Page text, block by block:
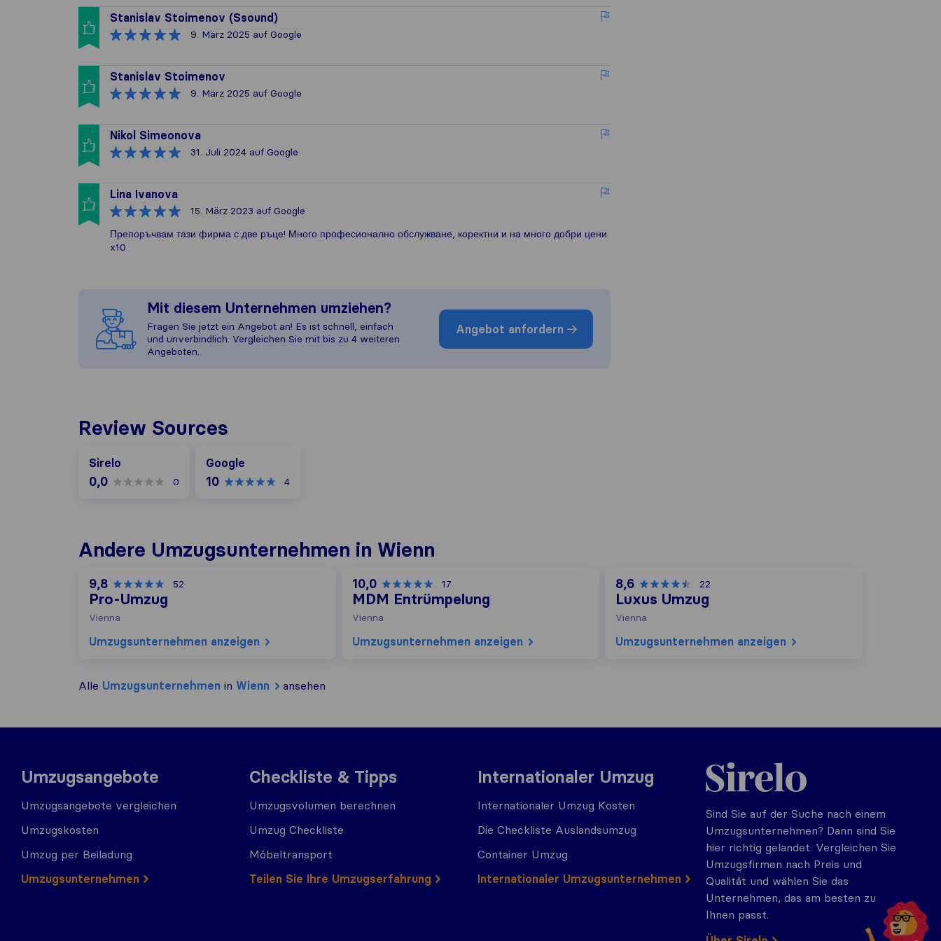
Stanislav Stoimenov (Ssound)
9. März 2025 auf Google
Stanislav Stoimenov
9. März 2025 auf Google
Nikol Simeonova
31. Juli 2024 auf Google
Lina Ivanova
15. März 2023 auf Google
Препоръчвам тази фирма с две ръце! Много професионално обслужване, коректни и на много добри цени
x10
Mit diesem Unternehmen umziehen?
Fragen Sie jetzt ein Angebot an! Es ist schnell, einfach
und unverbindlich. Vergleichen Sie mit bis zu 4 weiteren
Angeboten.
Angebot anfordern
Review Sources
Sirelo
0,0 0
Google
10 4
Andere Umzugs​unternehmen in Wienn
9,8 52
Pro-Umzug
Vienna
Umzugs​unternehmen anzeigen
10,0 17
MDM Entrümpelung
Vienna
Umzugs​unternehmen anzeigen
8,6 22
Luxus Umzug
Vienna
Umzugs​unternehmen anzeigen
Alle Umzugs​unternehmen in Wienn ansehen
Umzugsangebote
Umzugsangebote vergleichen
Umzugskosten
Umzug per Beiladung
Umzugs​​unternehmen
Checkliste & Tipps
Umzugsvolumen berechnen
Umzug Checkliste
Möbeltransport
Teilen Sie Ihre Umzugserfahrung
Internationaler Umzug
Internationaler Umzug Kosten
Die Checkliste Auslandsumzug
Container Umzug
Internationaler Umzugsunternehmen
Sirelo.at
Sind Sie auf der Suche nach einem
Umzugsunternehmen? Dann sind Sie
hier richtig gelandet. Vergleichen Sie
Umzugsfirmen nach Preis und
Qualität und wählen Sie das
Unternehmen, das am besten zu
Ihnen passt.